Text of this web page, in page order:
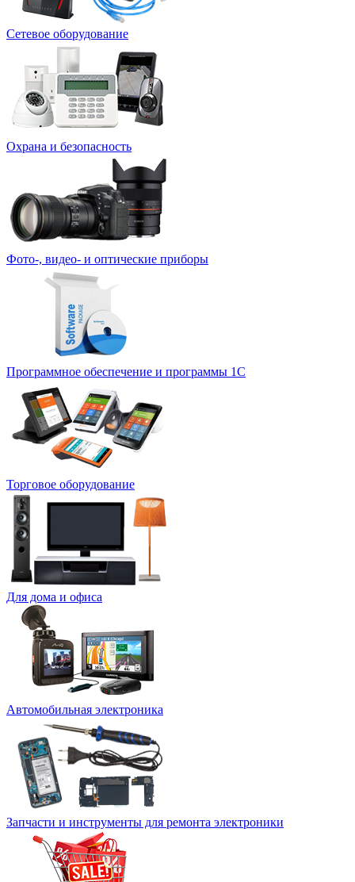
Сетевое оборудование
Охрана и безопасность
Фото-, видео- и оптические приборы
Программное обеспечение и программы 1С
Торговое оборудование
Для дома и офиса
Автомобильная электроника
Запчасти и инструменты для ремонта электроники